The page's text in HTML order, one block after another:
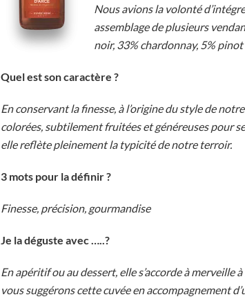
Nous avions la volonté
assemblage de plusieurs
noir, 33% chardonnay, 5%
Quel est son caractère ?
En conservant la finesse, à l’origine du style de
colorées, subtilement fruitées et généreuses pour
elle reflète pleinement la typicité de notre terroir.
3 mots pour la définir ?
Finesse, précision, gourmandise
Je la déguste avec …..?
En apéritif ou au dessert, elle s’accorde à
vous suggérons cette cuvée en accompagnement